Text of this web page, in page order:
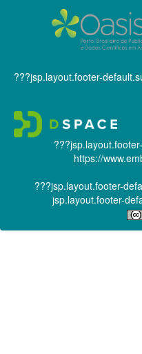
???jsp.layout.footer-
https://
???jsp.layout.footer-
jsp.layout.footer-